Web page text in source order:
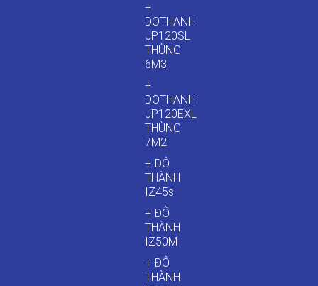
+
DOTHANH
JP120SL
THÙNG
6M3
+
DOTHANH
JP120EXL
THÙNG
7M2
+ ĐÔ
THÀNH
IZ45s
+ ĐÔ
THÀNH
IZ50M
+ ĐÔ
THÀNH